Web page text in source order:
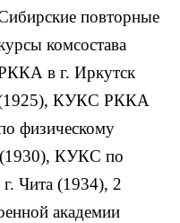
повторные
комсостава
в г. Иркутск
КУКС РККА
физическому
(1930), КУКС по
г. Чита (1934), 2
академии